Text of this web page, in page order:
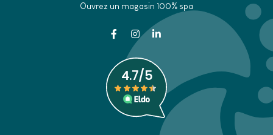
Ouvrez un magasin 100% spa